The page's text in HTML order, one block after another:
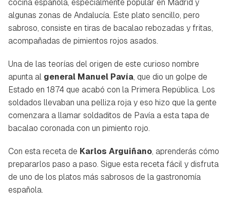
cocina española, especialmente popular en Madrid y
algunas zonas de Andalucía. Este plato sencillo, pero
sabroso, consiste en tiras de bacalao rebozadas y fritas,
acompañadas de pimientos rojos asados.
Una de las teorías del origen de este curioso nombre
apunta al general Manuel Pavía, que dio un golpe de
Estado en 1874 que acabó con la Primera República. Los
soldados llevaban una pelliza roja y eso hizo que la gente
comenzara a llamar soldaditos de Pavía a esta tapa de
bacalao coronada con un pimiento rojo.
Con esta receta de Karlos Arguiñano, aprenderás cómo
prepararlos paso a paso. Sigue esta receta fácil y disfruta
de uno de los platos más sabrosos de la gastronomía
española.